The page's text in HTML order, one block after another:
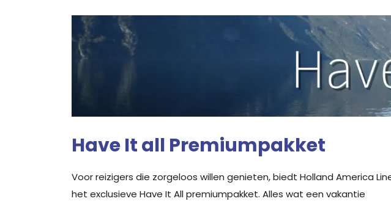
Have It all Premiumpakket
Voor reizigers die zorgeloos willen genieten, biedt Holland America
het exclusieve Have It All premiumpakket. Alles wat een vakantie